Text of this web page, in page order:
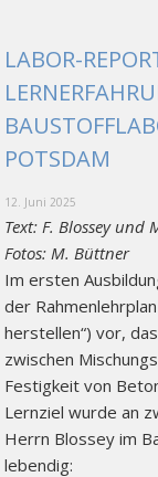
LABOR-
POTSDAM
12. Juni 2025
Text: F. Blossey und
Fotos: M. Büttner
Im ersten
der
herstellen“) vor,
zwischen
Festigkeit von
Lernziel wurde an
Herrn Blossey im
lebendig: